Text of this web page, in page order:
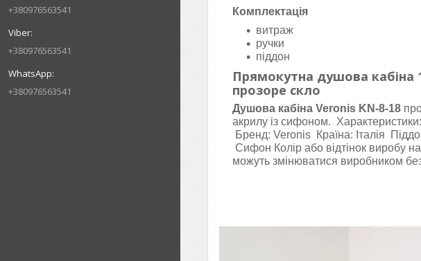
+380976563541
+380976563541
+380976563541
Комплектація
витраж
ручки
піддон
Прямокутна душова кабіна
прозоре скло
Душова кабіна Veronis KN-8-18
акрилу із сифоном.
Бренд: Veronis Країна: Італія
Сифон Колір або відтінок виробу
можуть змінюватися виробником